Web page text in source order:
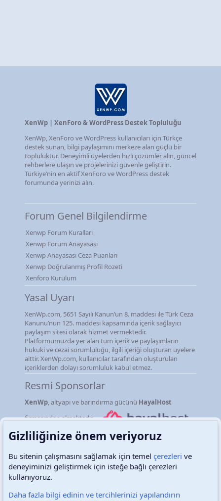
XenWp | XenForo & WordPress Destek Topluluğu
XenWp, XenForo ve WordPress kullanıcıları için Türkçe
destek sunan, bilgi paylaşımını merkeze alan güçlü bir
topluluktur. Deneyimli üyelerden hızlı çözümler alın, güncel
rehberlere ulaşın ve projelerinizi güvenle geliştirin.
Türkiye’nin en aktif XenForo ve WordPress destek
forumunda yerinizi alın.
Forum Genel Bilgilendirme
Xenwp Forum Kuralları
Xenwp Forum Anayasası
Xenwp Anayasası Ceza Puanları
Xenwp Doğrulanmış Profil Rozeti
Xenforo Kurulum
Yasal Uyarı
XenWp.com, 5651 Sayılı Kanun’un 8. maddesi ile Türk Ceza
Kanunu’nun 125. maddesi kapsamında içerik sağlayıcı
paylaşım sitesi olarak hizmet vermektedir.
Platformumuzda yer alan tüm içerik ve paylaşımların
hukuki ve cezai sorumluluğu, ilgili içeriği oluşturan üyelere
aittir. XenWp.com, kullanıcılar tarafından oluşturulan
içeriklerden dolayı sorumluluk kabul etmez.
Resmi Sponsorlar
XenWp, altyapı ve barındırma gücünü HayalHost
firmasından almaktadır.
Türkçe (TR) Çerezler
Gizliliğinize önem veriyoruz
Bu sitenin çalışmasını sağlamak için temel çerezleri ve
deneyiminizi geliştirmek için isteğe bağlı çerezleri
kullanıyoruz.
Daha fazla bilgi edinin ve tercihlerinizi yapılandırın